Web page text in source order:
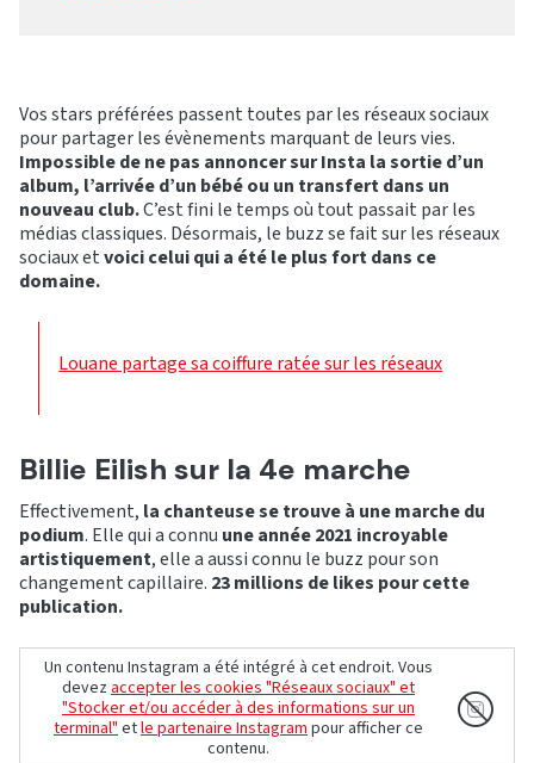
Vos stars préférées passent toutes par les réseaux sociaux
pour partager les évènements marquant de leurs vies.
Impossible de ne pas annoncer sur Insta la sortie d’un
album, l’arrivée d’un bébé ou un transfert dans un
nouveau club.C’est fini le temps où tout passait par les
médias classiques. Désormais, le buzz se fait sur les réseaux
sociaux etvoici celui qui a été le plus fort dans ce
domaine.
Louane partage sa coiffure ratée sur les réseaux
Billie Eilish sur la 4e marche
Effectivement, la chanteuse se trouve à une marche du
podium. Elle qui a connu une année 2021 incroyable
artistiquement, elle a aussi connu le buzz pour son
changement capillaire. 23 millions de likes pour cette
publication.
Un contenu Instagram a été intégré à cet endroit. Vous
devezaccepter les cookies "Réseaux sociaux" et
"Stocker et/ou accéder à des informations sur un
terminal"etle partenaire Instagrampour afficher ce
contenu.